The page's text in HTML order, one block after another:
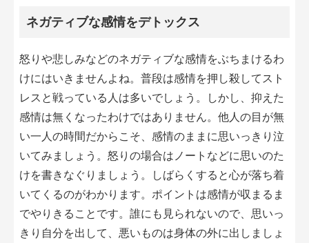
ネガティブな感情をデトックス
怒りや悲しみなどのネガティブな感情をぶちまけるわ
けにはいきませんよね。普段は感情を押し殺してスト
レスと戦っている人は多いでしょう。しかし、抑えた
感情は無くなったわけではありません。他人の目が無
い一人の時間だからこそ、感情のままに思いっきり泣
いてみましょう。怒りの場合はノートなどに思いのた
けを書きなぐりましょう。しばらくすると心が落ち着
いてくるのがわかります。ポイントは感情が収まるま
でやりきることです。誰にも見られないので、思いっ
きり自分を出して、悪いものは身体の外に出しましょ